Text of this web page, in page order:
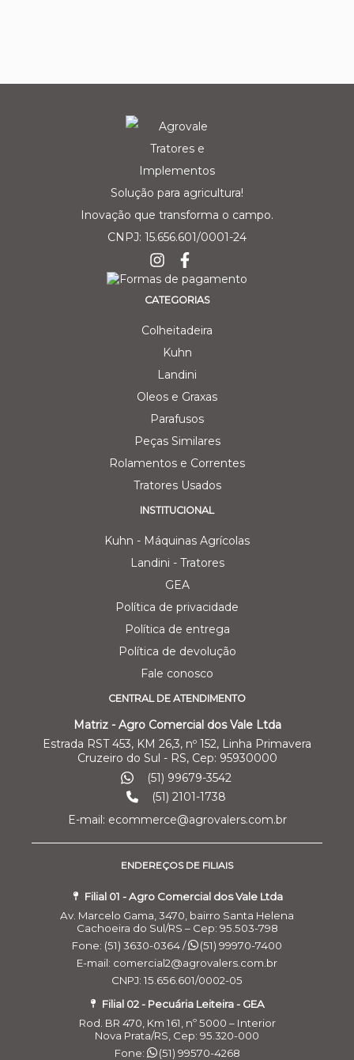
Solução para agricultura!
Inovação que transforma o campo.
CNPJ: 15.656.601/0001-24
CATEGORIAS
Colheitadeira
Kuhn
Landini
Oleos e Graxas
Parafusos
Peças Similares
Rolamentos e Correntes
Tratores Usados
INSTITUCIONAL
Kuhn - Máquinas Agrícolas
Landini - Tratores
GEA
Política de privacidade
Política de entrega
Política de devolução
Fale conosco
CENTRAL DE ATENDIMENTO
Matriz - Agro Comercial dos Vale Ltda
Estrada RST 453, KM 26,3, nº 152, Linha Primavera
Cruzeiro do Sul - RS, Cep: 95930000
(51) 99679-3542
(51) 2101-1738
E-mail: ecommerce@agrovalers.com.br
ENDEREÇOS DE FILIAIS
Filial 01 - Agro Comercial dos Vale Ltda
Av. Marcelo Gama, 3470, bairro Santa Helena
Cachoeira do Sul/RS – Cep: 95.503-798
Fone: (51) 3630-0364 /
(51) 99970-7400
E-mail: comercial2@agrovalers.com.br
CNPJ: 15.656.601/0002-05
Filial 02 - Pecuária Leiteira - GEA
Rod. BR 470, Km 161, nº 5000 – Interior
Nova Prata/RS, Cep: 95.320-000
Fone:
(51) 99570-4268